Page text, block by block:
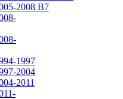
2008 B7
1997
2004
2011